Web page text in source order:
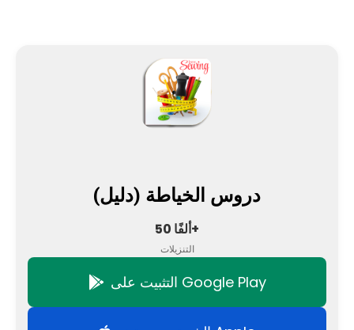
دروس الخياطة (دليل)
50 ألفًا+
التنزيلات
التثبيت على Google Play